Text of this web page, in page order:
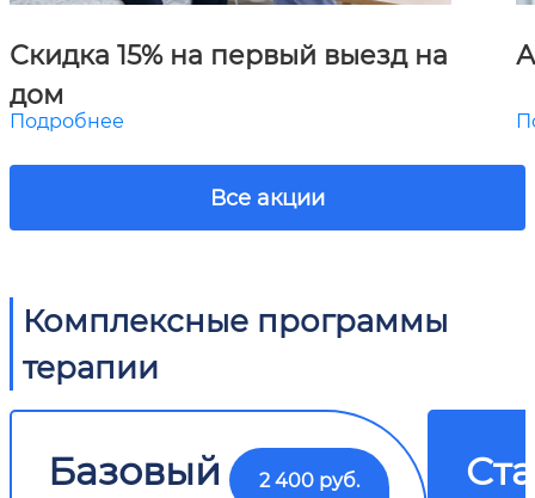
Скидка 15% на первый выезд на
дом
Подробнее
Все акции
Комплексные программы
терапии
Базовый 2 400 руб.